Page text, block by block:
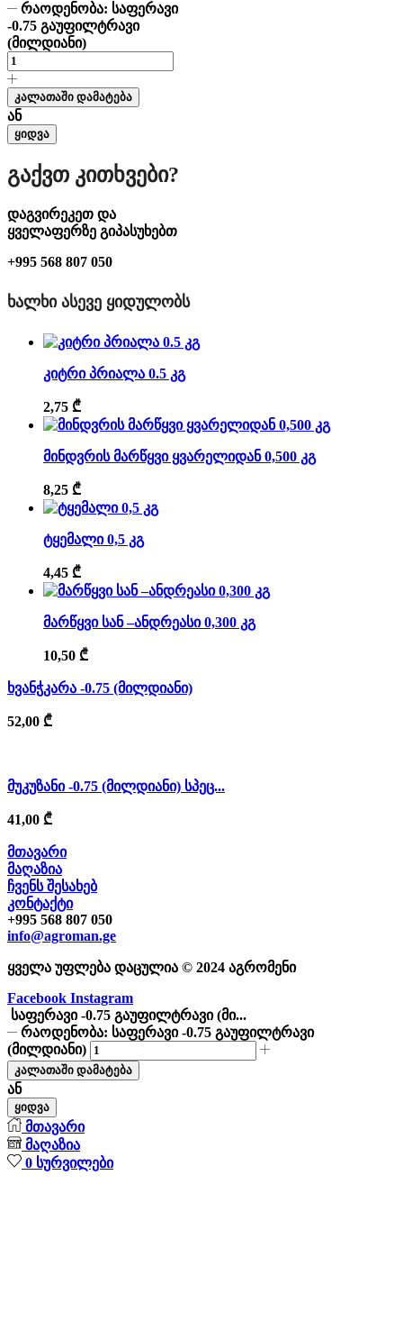
რაოდენობა: საფერავი
-0.75 გაუფილტრავი
(მილდიანი)
კალათაში დამატება
ან
ყიდვა
Გაქვთ Კითხვები?
დაგვირეკეთ და
ყველაფერზე გიპასუხებთ
+995 568 807 050
ᲮᲐᲚᲮᲘ ᲐᲡᲔᲕᲔ ᲧᲘᲓᲣᲚᲝᲑᲡ
კიტრი პრიალა 0.5 კგ
2,75 ₾
მინდვრის მარწყვი ყვარელიდან 0,500 კგ
8,25 ₾
ტყემალი 0,5 კგ
4,45 ₾
მარწყვი სან –ანდრეასი 0,300 კგ
10,50 ₾
ხვანჭკარა -0.75 (მილდიანი)
52,00 ₾
მუკუზანი -0.75 (მილდიანი) სპეც...
41,00 ₾
მთავარი
მაღაზია
ჩვენს შესახებ
კონტაქტი
+995 568 807 050
info@agroman.ge
ყველა უფლება დაცულია © 2024 აგრომენი
Facebook Instagram
საფერავი -0.75 გაუფილტრავი (მი...
რაოდენობა: საფერავი -0.75 გაუფილტრავი
(მილდიანი)
კალათაში დამატება
ან
ყიდვა
მთავარი
მაღაზია
0 სურვილები